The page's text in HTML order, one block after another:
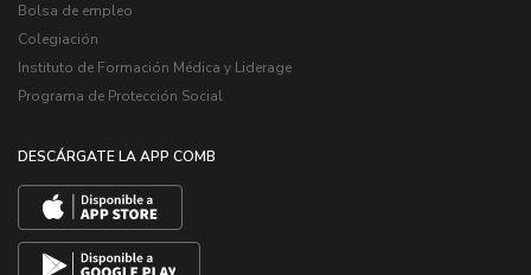
Bolsa de empleo
Colegiación
Instituto de Formación Médica y Liderage
Programa de Protección Social
DESCÁRGATE LA APP COMB